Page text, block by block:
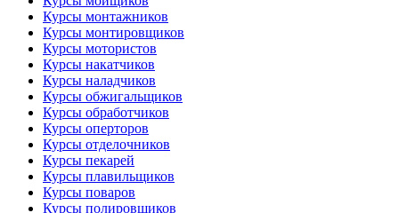
Курсы монтажников
Курсы монтировщиков
Курсы мотористов
Курсы накатчиков
Курсы наладчиков
Курсы обжигальщиков
Курсы обработчиков
Курсы оперторов
Курсы отделочников
Курсы пекарей
Курсы плавильщиков
Курсы поваров
Курсы полировщиков